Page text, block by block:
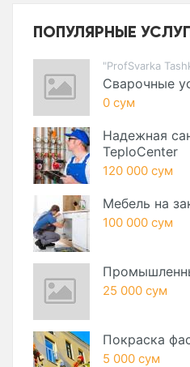
ПОПУЛЯРНЫЕ
"ProfSvarka
Сварочные
0 сум
Надежная
TeploCenter
120 000 сум
Мебель на
100 000 сум
25 000 сум
Покраска
5 000 сум